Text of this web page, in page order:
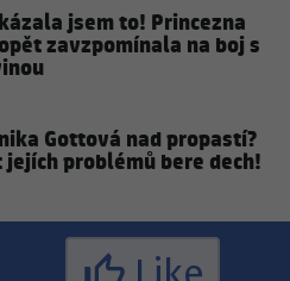
jsem to! Princezna
zavzpomínala na boj s
Gottová nad propastí?
jejích problémů bere dech!